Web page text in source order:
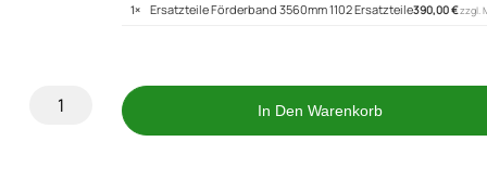
1× Ersatzteile Förderband 3560mm 1102 Ersatzteile390,00€zzgl.
In Den Warenkorb